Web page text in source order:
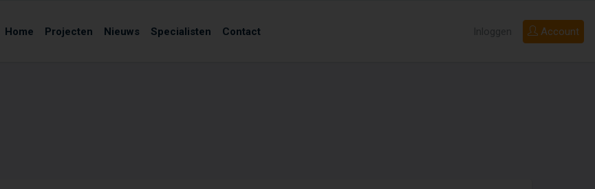
Home Projecten Nieuws Specialisten Contact Account
Inloggen